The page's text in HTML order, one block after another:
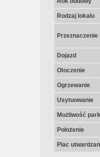
Rodzaj lokalu
Przeznaczenie
Dojazd
Otoczenie
Ogrzewanie
Usytuowanie
Możliwość
Położenie
Plac